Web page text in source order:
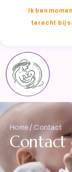
Ik ben
terecht bij
Home / Contact
Contact